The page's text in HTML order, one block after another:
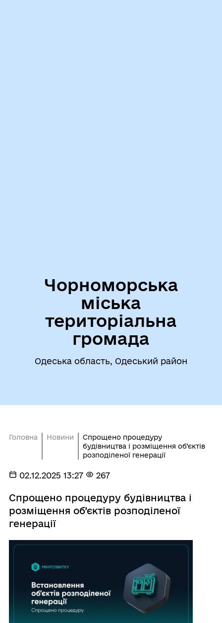
Чорноморська
міська
територіальна
громада
Одеська область, Одеський район
Головна Новини
Спрощено процедуру
будівництва і розміщення об’єктів
розподіленої генерації
02.12.2025 13:27 267
Спрощено процедуру будівництва і
розміщення об’єктів розподіленої
генерації